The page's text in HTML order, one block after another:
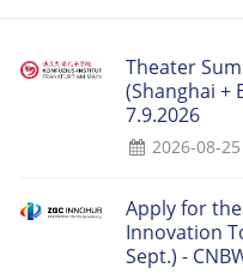
Theater
(Shanghai +
7.9.2026
2026-08-25
Apply for
Innovation
Sept.) -